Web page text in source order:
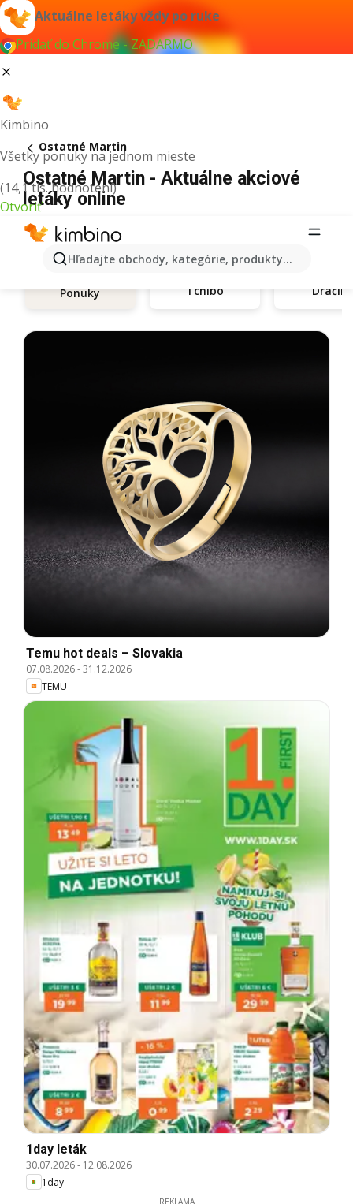
Aktuálne letáky vždy po ruke
Pridať do Chrome - ZADARMO
Kimbino
Všetky ponuky na jednom mieste
(14,1 tis. hodnotení)
Otvoriť
Hľadajte obchody, kategórie, produkty...
Ostatné Martin
Ostatné Martin - Aktuálne akciové
letáky online
Ponuky Tchibo Dráčik
Temu hot deals – Slovakia
07.08.2026-31.12.2026
TEMU
1day leták
30.07.2026- 12.08.2026
1day
REKLAMA